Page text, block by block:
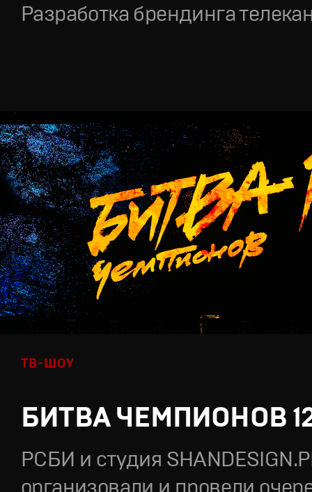
Разработка брендинга
ТВ-ШОУ
БИТВА ЧЕМПИОНОВ
РСБИ и студия
организовали и провели